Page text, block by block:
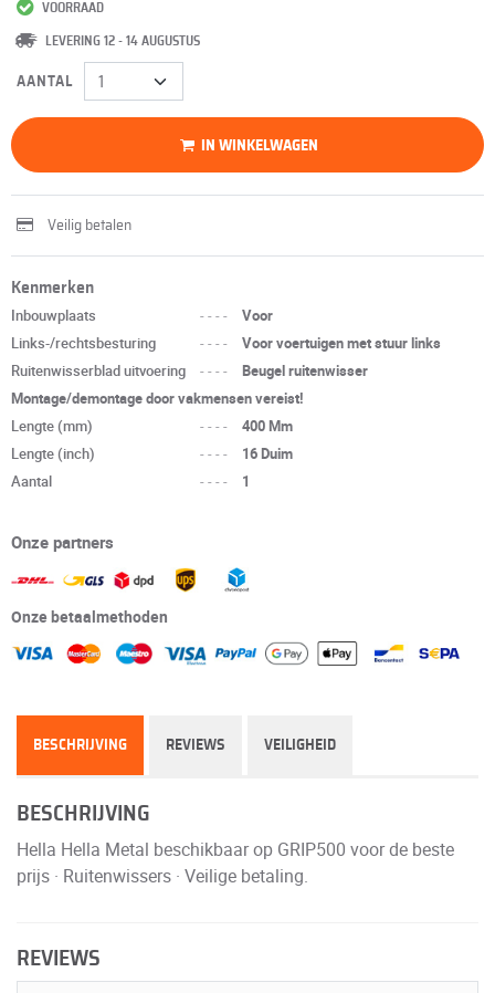
VOORRAAD
LEVERING 12 - 14 AUGUSTUS
AANTAL
IN WINKELWAGEN
Veilig betalen
Kenmerken
Inbouwplaats ----
Voor
Links-/rechtsbesturing
----
Voor voertuigen met stuur links
Ruitenwisserblad uitvoering
----
Beugel ruitenwisser
Montage/demontage door vakmensen vereist!
Lengte (mm)
----
400 Mm
Lengte (inch)
----
16 Duim
Aantal
---- 1
Onze partners
Onze betaalmethoden
BESCHRIJVING REVIEWS VEILIGHEID
BESCHRIJVING
Hella Hella Metal beschikbaar op GRIP500 voor de beste
prijs · Ruitenwissers · Veilige betaling.
REVIEWS